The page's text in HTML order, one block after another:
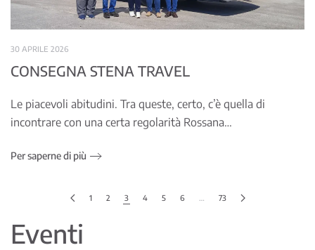
30 APRILE 2026
CONSEGNA STENA TRAVEL
Le piacevoli abitudini. Tra queste, certo, c’è quella di
incontrare con una certa regolarità Rossana…
Per saperne di più
1 2 3 4 5 6 … 73
Eventi